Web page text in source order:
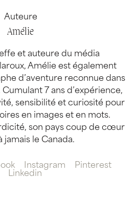
Auteure
Amélie
et auteure du média
Amélie est également
d’aventure reconnue dans
Cumulant 7 ans d’expérience,
sensibilité et curiosité pour
en images et en mots.
son pays coup de cœur
jamais le Canada.
Instagram
Pinterest
Linkedin